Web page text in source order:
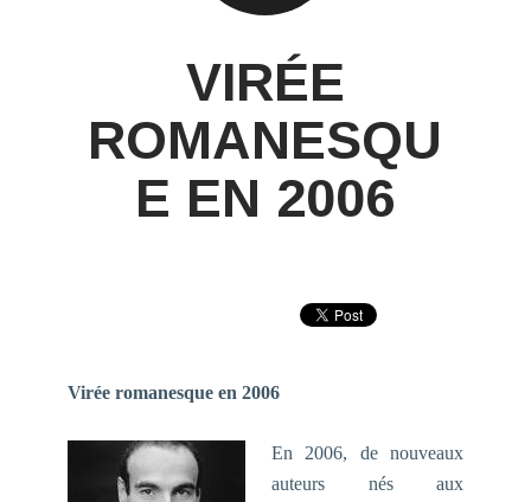
VIRÉE
ROMANESQU
E EN 2006
Virée romanesque en 2006
En 2006, de nouveaux
auteurs nés aux